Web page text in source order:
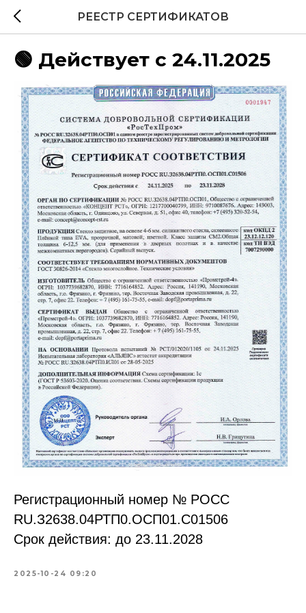
РЕЕСТР СЕРТИФИКАТОВ
🟢 Действует с 24.11.2025
Регистрационный номер № РОСС
RU.З2638.04РТП0.OCП01.С01506
Срок действия: до 23.11.2028
2025-10-24 09:20